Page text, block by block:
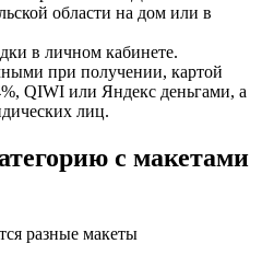
области на дом или в
в личном кабинете.
при получении, картой
QIWI или Яндекс деньгами, а
лиц.
с макетами
разные макеты